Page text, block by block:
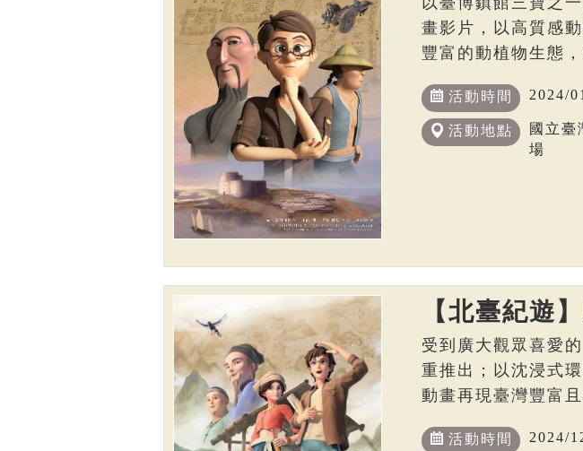
畫影片，以高質感
豐富的動植物生態
活動時間 2024/
活動地點
國立臺
場
【北臺紀遊
受到廣大觀眾喜愛
重推出；以沈浸式
動畫再現臺灣豐富
活動時間 2024/